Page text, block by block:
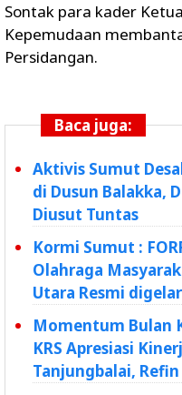
Sontak para kader
Kepemudaan
Persidangan.
Baca juga:
Aktivis Sumut
di Dusun Balakka,
Diusut Tuntas
Kormi Sumut :
Olahraga
Utara Resmi
Momentum Bulan
KRS Apresiasi
Tanjungbalai,